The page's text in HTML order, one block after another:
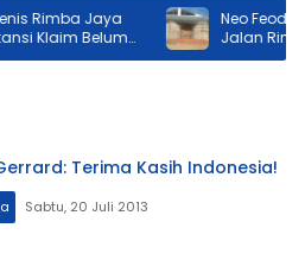
Jaya
Belum
Neo Feodal! Proyek
Jalan Rimba Jaya
Izin, Pemilik Malah
Terima Kasih Indonesia!
Sabtu, 20 Juli 2013